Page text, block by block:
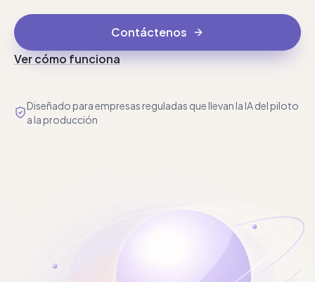
Contáctenos
Ver cómo funciona
Diseñado para empresas reguladas que llevan la IA del piloto
a la producción